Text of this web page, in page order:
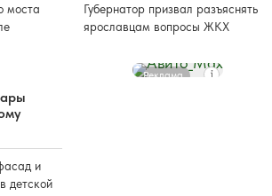
моста
Губернатор призвал разъяснять
ярославцам вопросы ЖКХ
и
детской
Реклама